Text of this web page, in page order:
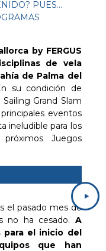
PUES...
by FERGUS
de vela
de Palma del
su condición de
Grand Slam
eventos
ineludible para los
Juegos
el pasado mes de
no ha cesado. A
el inicio del
que han